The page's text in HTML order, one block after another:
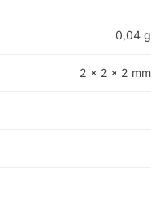
0,04 g
2 × 2 × 2 mm